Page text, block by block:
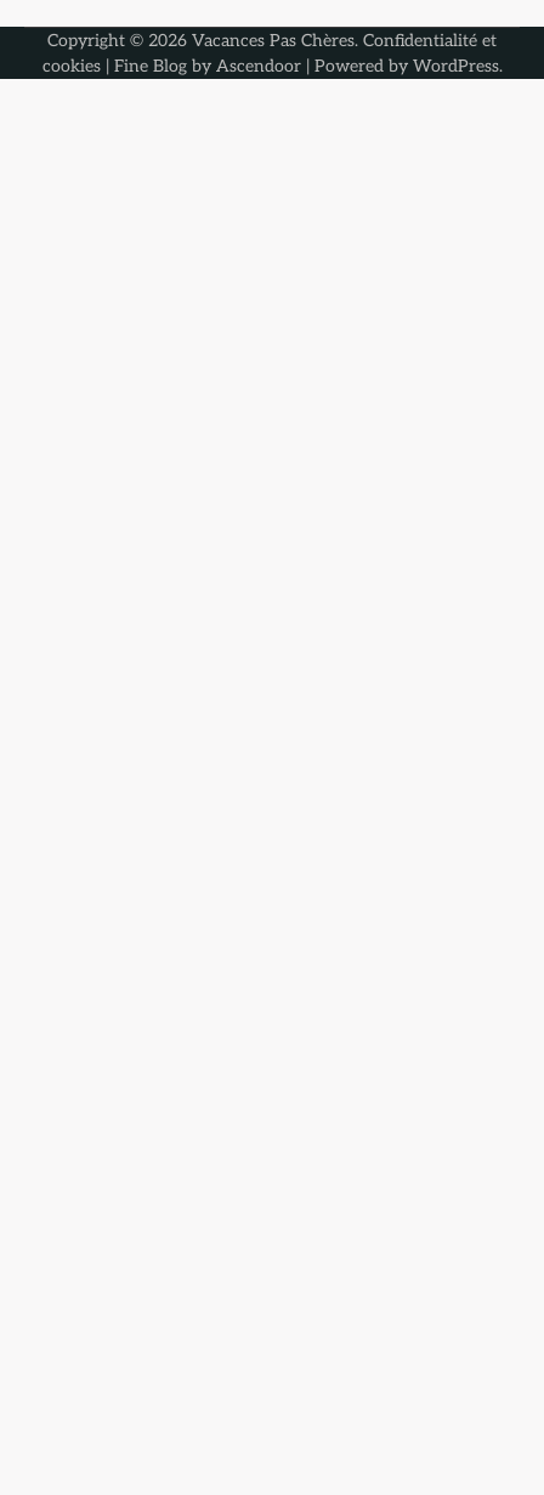
Copyright © 2026 Vacances Pas Chères. Confidentialité et
cookies| Fine Blog by Ascendoor| Powered by WordPress.